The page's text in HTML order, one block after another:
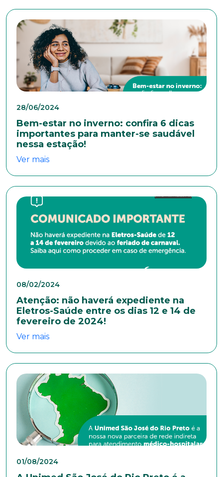
28/06/2024
Bem-estar no inverno: confira 6 dicas
importantes para manter-se saudável
nessa estação!
Ver mais
08/02/2024
Atenção: não haverá expediente na
Eletros-Saúde entre os dias 12 e 14 de
fevereiro de 2024!
Ver mais
01/08/2024